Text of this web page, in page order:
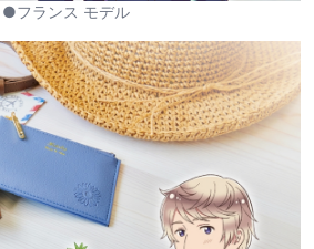
●フランス モデル